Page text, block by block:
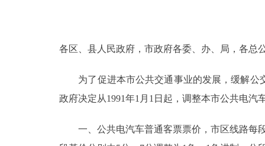
政策兑现
决策公开
各区、县人民政府，市政府各委、办、局，各总
为了促进本市公共交通事业的发展，缓解公
政府决定从1991年1月1日起，调整本市公共电
一、公共电汽车普通客票票价，市区线路每段